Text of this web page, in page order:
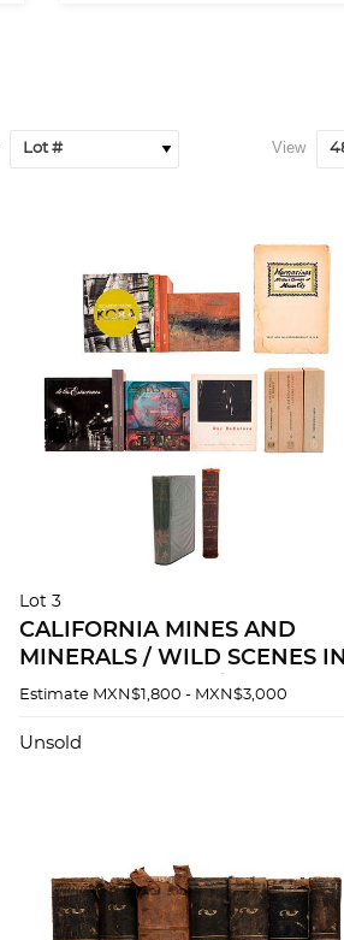
View
Lot 3
CALIFORNIA MINES AND
MINERALS / WILD SCENES IN
SOUTH AMERICA / LIBROS
MÉXICO. Pzs 16
Estimate MXN$1,800 - MXN$3,000
Unsold